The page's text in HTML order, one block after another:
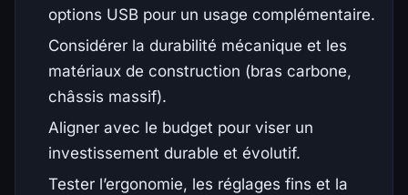
options USB pour un usage complémentaire.
Considérer la durabilité mécanique et les
matériaux de construction (bras carbone,
châssis massif).
Aligner avec le budget pour viser un
investissement durable et évolutif.
Tester l’ergonomie, les réglages fins et la